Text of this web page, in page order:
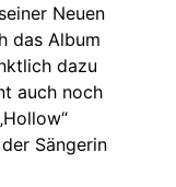
Neuen
das Album
dazu
auch noch
Sängerin